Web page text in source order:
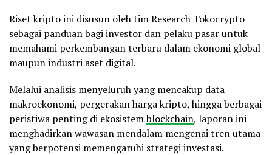
Riset kripto ini disusun oleh tim Research Tokocrypto
sebagai panduan bagi investor dan pelaku pasar untuk
memahami perkembangan terbaru dalam ekonomi global
maupun industri aset digital.
Melalui analisis menyeluruh yang mencakup data
makroekonomi, pergerakan harga kripto, hingga berbagai
peristiwa penting di ekosistemblockchain, laporan ini
menghadirkan wawasan mendalam mengenai tren utama
yang berpotensi memengaruhi strategi investasi.